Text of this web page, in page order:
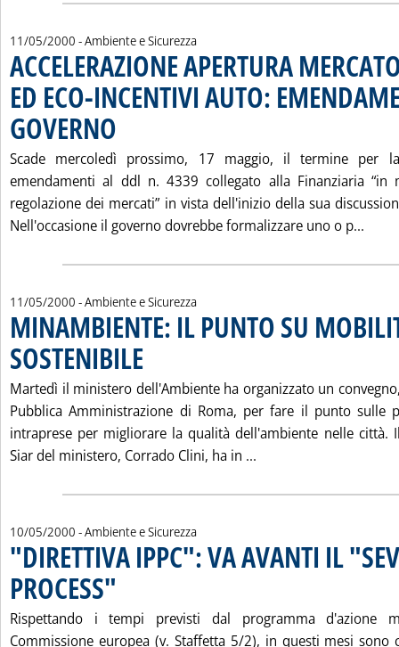
11/05/2000 - Ambiente e Sicurezza
ACCELERAZIONE APERTURA
ED ECO-INCENTIVI AUTO:
GOVERNO
Scade mercoledì prossimo, 17 maggio, il termine per
emendamenti al ddl n. 4339 collegato alla Finanziaria “in
regolazione dei mercati” in vista dell'inizio della sua
Nell'occasione il governo dovrebbe formalizzare uno o p...
11/05/2000 - Ambiente e Sicurezza
MINAMBIENTE: IL PUNTO SU
SOSTENIBILE
Martedì il ministero dell'Ambiente ha organizzato un
Pubblica Amministrazione di Roma, per fare il punto sulle
intraprese per migliorare la qualità dell'ambiente nelle città.
Siar del ministero, Corrado Clini, ha in ...
10/05/2000 - Ambiente e Sicurezza
"DIRETTIVA IPPC": VA AVANTI IL
PROCESS"
Rispettando i tempi previsti dal programma d'azione
Commissione europea (v. Staffetta 5/2), in questi mesi sono